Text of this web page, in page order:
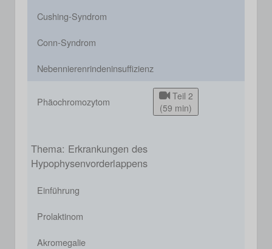
Cushing-Syndrom
Conn-Syndrom
Nebennierenrindeninsuffizienz
Phäochromozytom
Teil 2
(59 min)
Thema: Erkrankungen des
Hypophysenvorderlappens
Einführung
Prolaktinom
Akromegalie